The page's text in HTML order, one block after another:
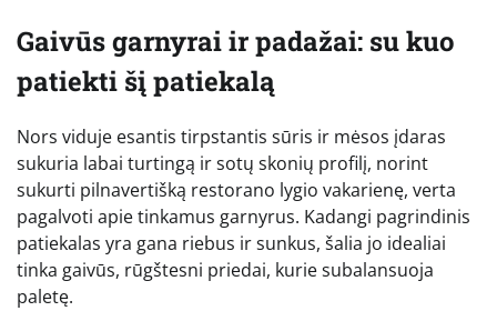
Gaivūs garnyrai ir padažai: su kuo
patiekti šį patiekalą
Nors viduje esantis tirpstantis sūris ir mėsos įdaras
sukuria labai turtingą ir sotų skonių profilį, norint
sukurti pilnavertišką restorano lygio vakarienę, verta
pagalvoti apie tinkamus garnyrus. Kadangi pagrindinis
patiekalas yra gana riebus ir sunkus, šalia jo idealiai
tinka gaivūs, rūgštesni priedai, kurie subalansuoja
paletę.